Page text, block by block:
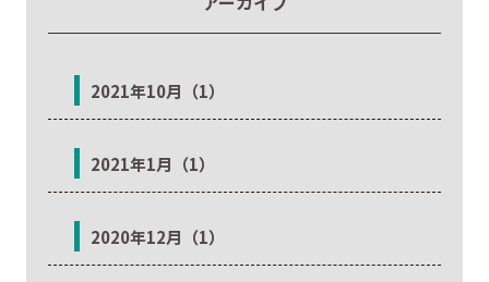
2021年10月（1）
2021年1月（1）
2020年12月（1）